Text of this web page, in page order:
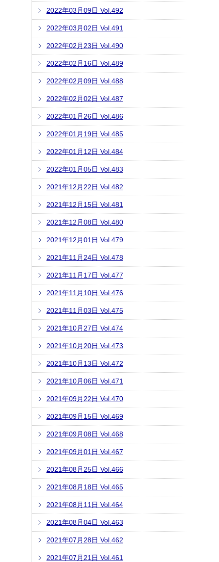
2022年03月09日 Vol.492
2022年03月02日 Vol.491
2022年02月23日 Vol.490
2022年02月16日 Vol.489
2022年02月09日 Vol.488
2022年02月02日 Vol.487
2022年01月26日 Vol.486
2022年01月19日 Vol.485
2022年01月12日 Vol.484
2022年01月05日 Vol.483
2021年12月22日 Vol.482
2021年12月15日 Vol.481
2021年12月08日 Vol.480
2021年12月01日 Vol.479
2021年11月24日 Vol.478
2021年11月17日 Vol.477
2021年11月10日 Vol.476
2021年11月03日 Vol.475
2021年10月27日 Vol.474
2021年10月20日 Vol.473
2021年10月13日 Vol.472
2021年10月06日 Vol.471
2021年09月22日 Vol.470
2021年09月15日 Vol.469
2021年09月08日 Vol.468
2021年09月01日 Vol.467
2021年08月25日 Vol.466
2021年08月18日 Vol.465
2021年08月11日 Vol.464
2021年08月04日 Vol.463
2021年07月28日 Vol.462
2021年07月21日 Vol.461